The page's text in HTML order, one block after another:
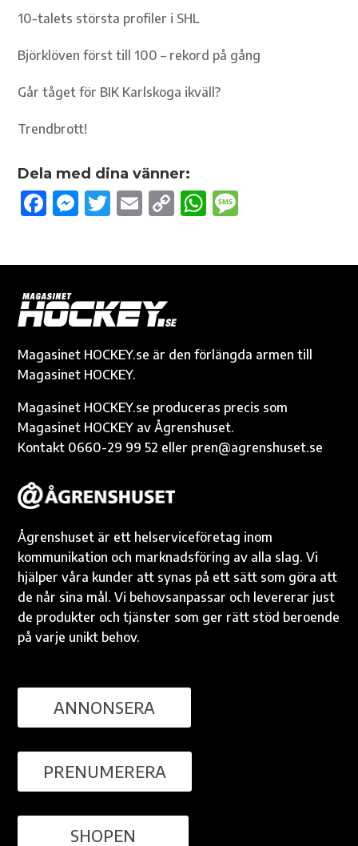
10-talets största profiler i SHL
Björklöven först till 100 – rekord på gång
Går tåget för BIK Karlskoga ikväll?
Trendbrott!
Dela med dina vänner:
F
o
o
k
M
g
er
T
r
E
C
n
k
W
p
Magasinet HOCKEY.se är den förlängda armen till
Magasinet HOCKEY.
Magasinet HOCKEY.se produceras precis som
Magasinet HOCKEY av Ågrenshuset.
Kontakt 0660-29 99 52 eller pren@agrenshuset.se
Ågrenshuset är ett helserviceföretag inom
kommunikation och marknadsföring av alla slag. Vi
hjälper våra kunder att synas på ett sätt som göra att
de når sina mål. Vi behovsanpassar och levererar just
de produkter och tjänster som ger rätt stöd beroende
på varje unikt behov.
ANNONSERA
PRENUMERERA
SHOPEN